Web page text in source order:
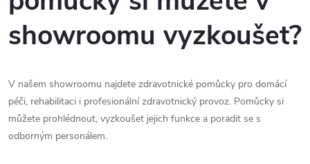
showroomu vyzkoušet?
V našem showroomu najdete zdravotnické pomůcky pro domácí
péči, rehabilitaci i profesionální zdravotnický provoz. Pomůcky si
můžete prohlédnout, vyzkoušet jejich funkce a poradit se s
odborným personálem.